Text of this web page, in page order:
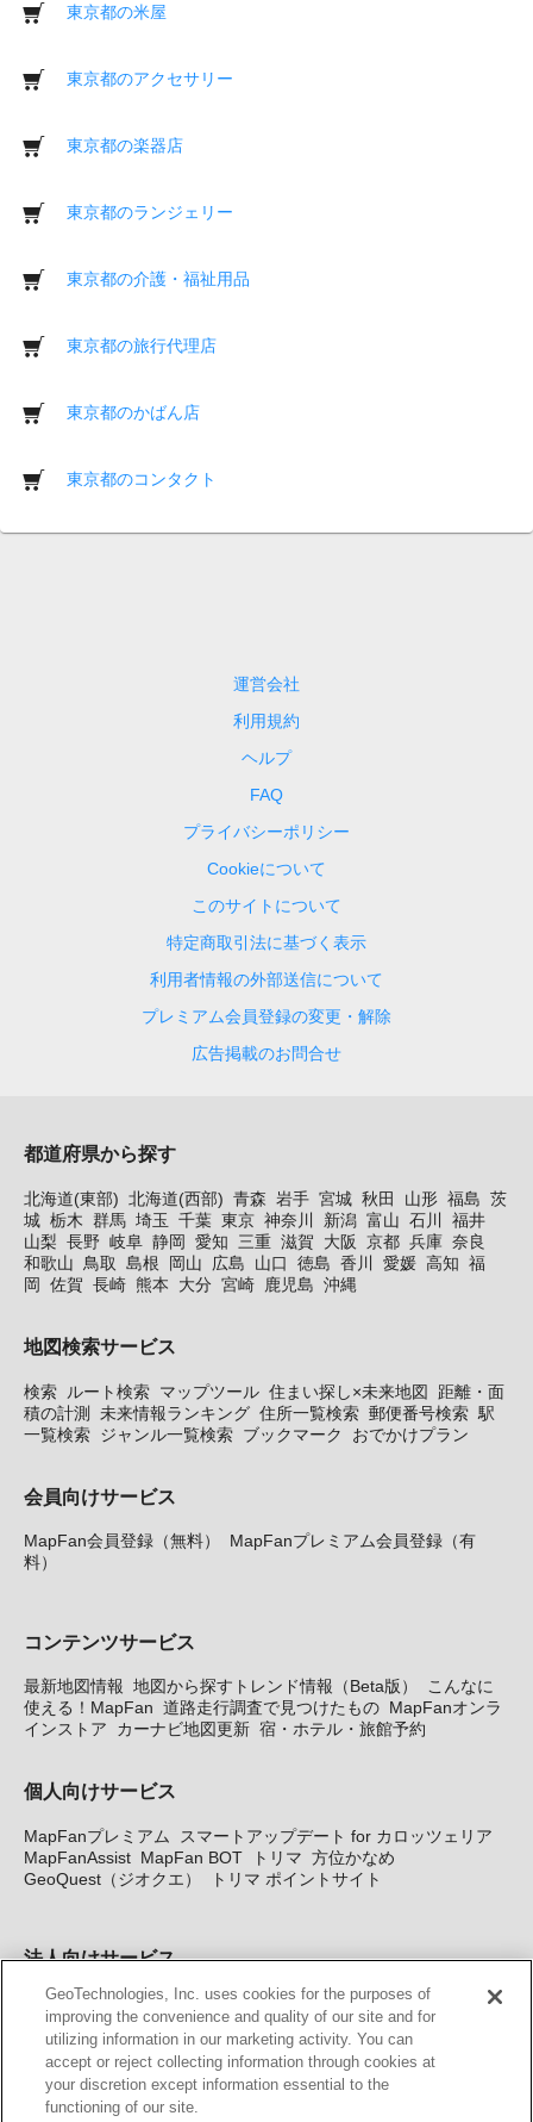
東京都の米屋
東京都のアクセサリー
東京都の楽器店
東京都のランジェリー
東京都の介護・福祉用品
東京都の旅行代理店
東京都のかばん店
東京都のコンタクト
運営会社
利用規約
ヘルプ
FAQ
プライバシーポリシー
Cookieについて
このサイトについて
特定商取引法に基づく表示
利用者情報の外部送信について
プレミアム会員登録の変更・解除
広告掲載のお問合せ
都道府県から探す
北海道(東部) 北海道(西部) 青森 岩手 宮城 秋田 山形 福島 茨
城 栃木 群馬 埼玉 千葉 東京 神奈川 新潟 富山 石川
福井
山梨 長野 岐阜 静岡 愛知 三重 滋賀 大阪 京都 兵庫 奈良
和歌山
鳥取 島根 岡山 広島 山口 徳島 香川 愛媛 高知 福
岡
佐賀 長崎 熊本 大分 宮崎 鹿児島 沖縄
地図検索サービス
検索 ルート検索 マップツール 住まい探し×未来地図
距離・面
積の計測 未来情報ランキング 住所一覧検索 郵便番号検索 駅
一覧検索 ジャンル一覧検索 ブックマーク おでかけプラン
会員向けサービス
MapFan会員登録（無料）
MapFanプレミアム会員登録（有
料）
コンテンツサービス
最新地図情報 地図から探すトレンド情報（Beta版）
こんなに
使える！MapFan 道路走行調査で見つけたもの MapFanオンラ
インストア
カーナビ地図更新 宿・ホテル・旅館予約
個人向けサービス
MapFanプレミアム
スマートアップデート for カロッツェリア
MapFanAssist MapFan BOT トリマ 方位かなめ
GeoQuest（ジオクエ）
トリマ ポイントサイト
法人向けサービス
法人向け地図・位置情報サービス WEBサイト・システム向け地
図API Windows PC向け地図開発キット MapFan DB 住所確認
サービス
MAP WORLD+ トリマ広告 Geo-Research
GeoTechnologies, Inc. uses cookies for the purposes of
improving the convenience and quality of our site and for
utilizing information in our marketing activity. You can
accept or reject collecting information through cookies at
your discretion except information essential to the
functioning of our site.